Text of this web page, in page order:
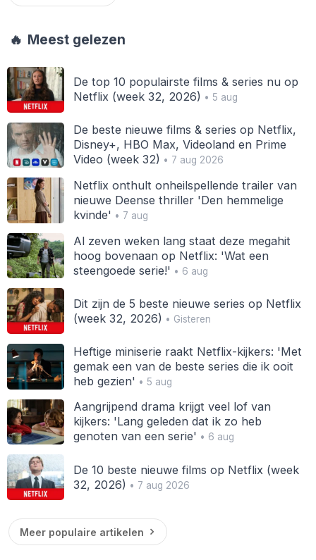
🔥 Meest gelezen
De top 10 populairste films & series nu op
Netflix (week 32, 2026) • 5 aug
De beste nieuwe films & series op Netflix,
Disney+, HBO Max, Videoland en Prime
Video (week 32) • 7 aug 2026
Netflix onthult onheilspellende trailer van
nieuwe Deense thriller 'Den hemmelige
kvinde' • 7 aug
Al zeven weken lang staat deze megahit
hoog bovenaan op Netflix: 'Wat een
steengoede serie!' • 6 aug
Dit zijn de 5 beste nieuwe series op Netflix
(week 32, 2026) • Gisteren
Heftige miniserie raakt Netflix-kijkers: 'Met
gemak een van de beste series die ik ooit
heb gezien' • 5 aug
Aangrijpend drama krijgt veel lof van
kijkers: 'Lang geleden dat ik zo heb
genoten van een serie' • 6 aug
De 10 beste nieuwe films op Netflix (week
32, 2026) • 7 aug 2026
Meer populaire artikelen